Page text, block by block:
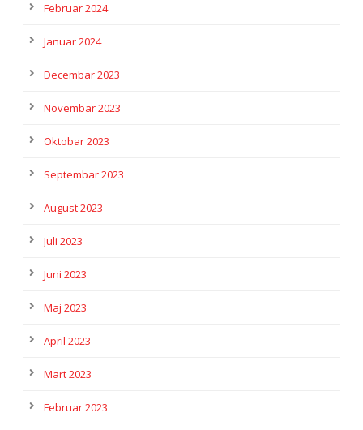
Februar 2024
Januar 2024
Decembar 2023
Novembar 2023
Oktobar 2023
Septembar 2023
August 2023
Juli 2023
Juni 2023
Maj 2023
April 2023
Mart 2023
Februar 2023